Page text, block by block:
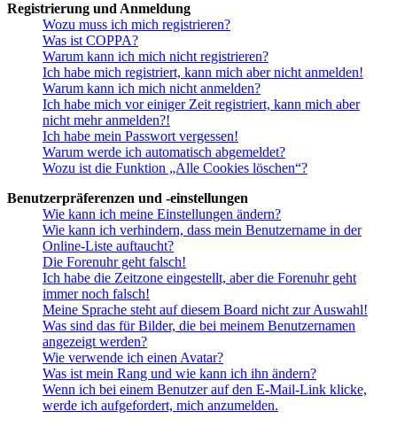
Registrierung und Anmeldung
Wozu muss ich mich registrieren?
Was ist COPPA?
Warum kann ich mich nicht registrieren?
Ich habe mich registriert, kann mich aber nicht anmelden!
Warum kann ich mich nicht anmelden?
Ich habe mich vor einiger Zeit registriert, kann mich aber
nicht mehr anmelden?!
Ich habe mein Passwort vergessen!
Warum werde ich automatisch abgemeldet?
Wozu ist die Funktion „Alle Cookies löschen“?
Benutzerpräferenzen und -einstellungen
Wie kann ich meine Einstellungen ändern?
Wie kann ich verhindern, dass mein Benutzername in der
Online-Liste auftaucht?
Die Forenuhr geht falsch!
Ich habe die Zeitzone eingestellt, aber die Forenuhr geht
immer noch falsch!
Meine Sprache steht auf diesem Board nicht zur Auswahl!
Was sind das für Bilder, die bei meinem Benutzernamen
angezeigt werden?
Wie verwende ich einen Avatar?
Was ist mein Rang und wie kann ich ihn ändern?
Wenn ich bei einem Benutzer auf den E-Mail-Link klicke,
werde ich aufgefordert, mich anzumelden.